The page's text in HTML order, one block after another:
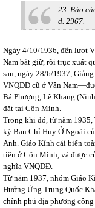
23. Báo
d. 2967.
Ngày 4/10/1936, đến lượt
Nam bắt giữ, rồi trục xuất
sau, ngày 28/6/1937,
VNQDĐ cũ ở Vân
Bá Phượng, Lê Khang
đặt tại Côn Minh.
Trong khi đó, từ năm
ký Ban Chỉ Huy Ở Ngoài
Anh. Giáo Kính cải biến
tiên ở Côn Minh, và được
nghĩa VNQDĐ.
Từ năm 1937, nhóm Giáo
Hưởng Ứng Trung Quốc
chính phủ địa phương